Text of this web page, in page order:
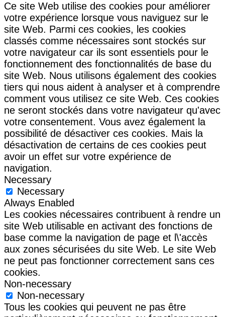
Ce site Web utilise des cookies pour améliorer
votre expérience lorsque vous naviguez sur le
site Web. Parmi ces cookies, les cookies
classés comme nécessaires sont stockés sur
votre navigateur car ils sont essentiels pour le
fonctionnement des fonctionnalités de base du
site Web. Nous utilisons également des cookies
tiers qui nous aident à analyser et à comprendre
comment vous utilisez ce site Web. Ces cookies
ne seront stockés dans votre navigateur qu'avec
votre consentement. Vous avez également la
possibilité de désactiver ces cookies. Mais la
désactivation de certains de ces cookies peut
avoir un effet sur votre expérience de
navigation.
Necessary
Necessary
Always Enabled
Les cookies nécessaires contribuent à rendre un
site Web utilisable en activant des fonctions de
base comme la navigation de page et l\'accès
aux zones sécurisées du site Web. Le site Web
ne peut pas fonctionner correctement sans ces
cookies.
Non-necessary
Non-necessary
Tous les cookies qui peuvent ne pas être